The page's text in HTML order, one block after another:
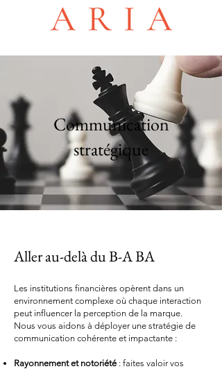
Communication
stratégique
Aller au-delà du B-A BA
Les institutions financières opèrent dans un
environnement complexe où chaque interaction
peut influencer la perception de la marque.
Nous vous aidons à déployer une stratégie de
communication cohérente et impactante :
Rayonnement et notoriété : faites valoir vos